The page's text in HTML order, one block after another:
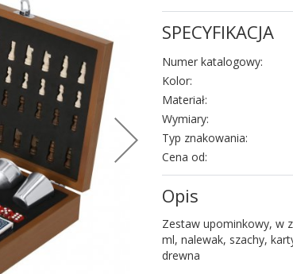
SPECYFIKACJA
Numer katalogowy:
Kolor:
Materiał:
Wymiary:
Typ znakowania:
Cena od:
Opis
Zestaw upominkowy, w
ml, nalewak, szachy,
drewna